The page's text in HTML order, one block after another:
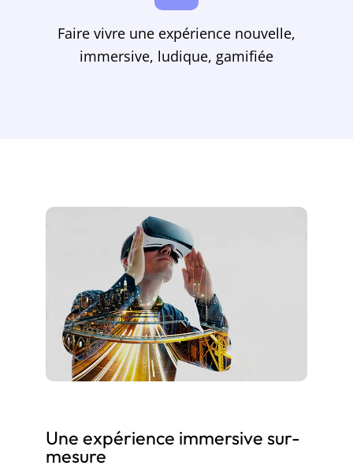
Faire vivre une expérience nouvelle,
immersive, ludique, gamifiée
Une expérience immersive sur-
mesure